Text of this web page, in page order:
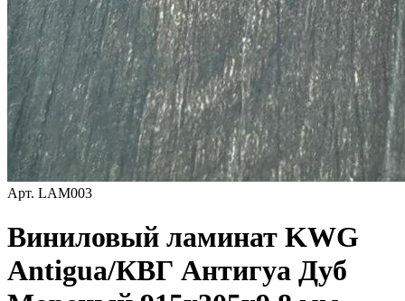
Арт. LAM003
Виниловый ламинат KWG
Antigua/КВГ Антигуа Дуб